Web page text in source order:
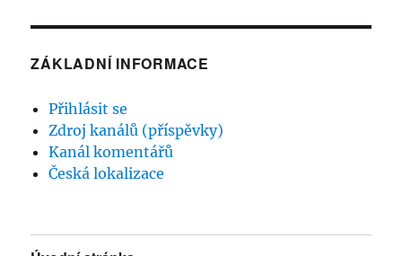
ZÁKLADNÍ INFORMACE
Přihlásit se
Zdroj kanálů (příspěvky)
Kanál komentářů
Česká lokalizace